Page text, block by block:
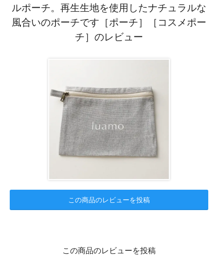
ルポーチ。再生生地を使用したナチュラルな
風合いのポーチです［ポーチ］［コスメポー
チ］のレビュー
この商品のレビューを投稿
この商品のレビューを投稿